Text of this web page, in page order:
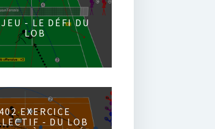
- LE DÉFI DU
LOB
402 EXERCICE
- DU LOB